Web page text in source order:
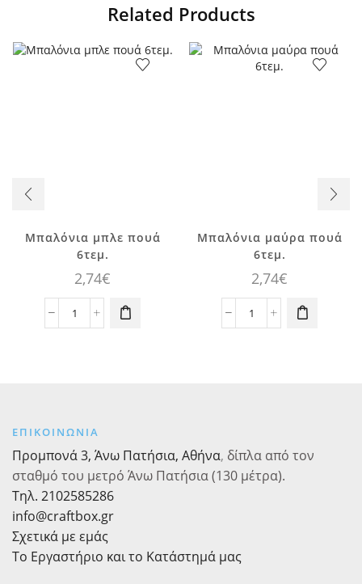
Related Products
Μπαλόνια μπλε πουά
6τεμ.
2,74€
Μπαλόνια
Μπαλόνια μαύρα πουά
6τεμ.
2,74€
Μπαλόνια
ΕΠΙΚΟΙΝΩΝΙΑ
Προμπονά 3, Άνω Πατήσια, Αθήνα, δίπλα από τον
σταθμό του μετρό Άνω Πατήσια (130 μέτρα).
Τηλ. 2102585286
info@craftbox.gr
Σχετικά με εμάς
Το Εργαστήριο και το Κατάστημά μας